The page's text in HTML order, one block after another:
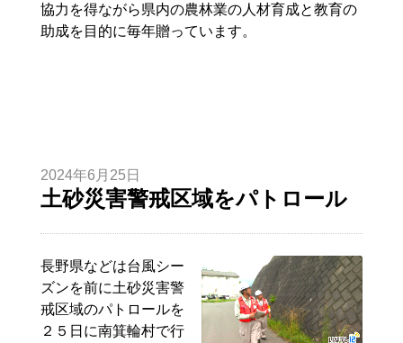
協力を得ながら県内の農林業の人材育成と教育の
助成を目的に毎年贈っています。
2024年6月25日
土砂災害警戒区域をパトロール
長野県などは台風シー
ズンを前に土砂災害警
戒区域のパトロールを
２５日に南箕輪村で行